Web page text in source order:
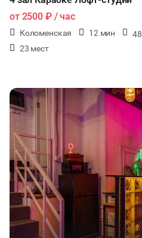
от 2500 ₽/ час
Коломенская 12 мин
23 мест